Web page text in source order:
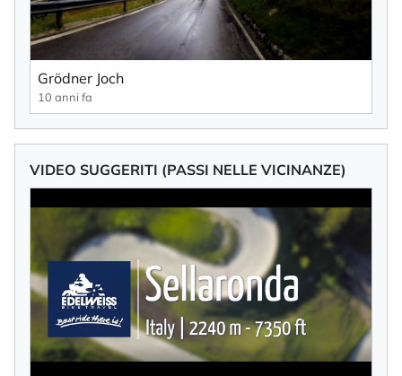
Grödner Joch
10 anni fa
VIDEO SUGGERITI (PASSI NELLE VICINANZE)